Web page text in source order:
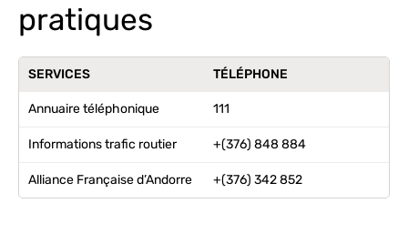
pratiques
SERVICES TÉLÉPHONE
Annuaire téléphonique 111
Informations trafic routier +(376) 848 884
Alliance Française d’Andorre +(376) 342 852